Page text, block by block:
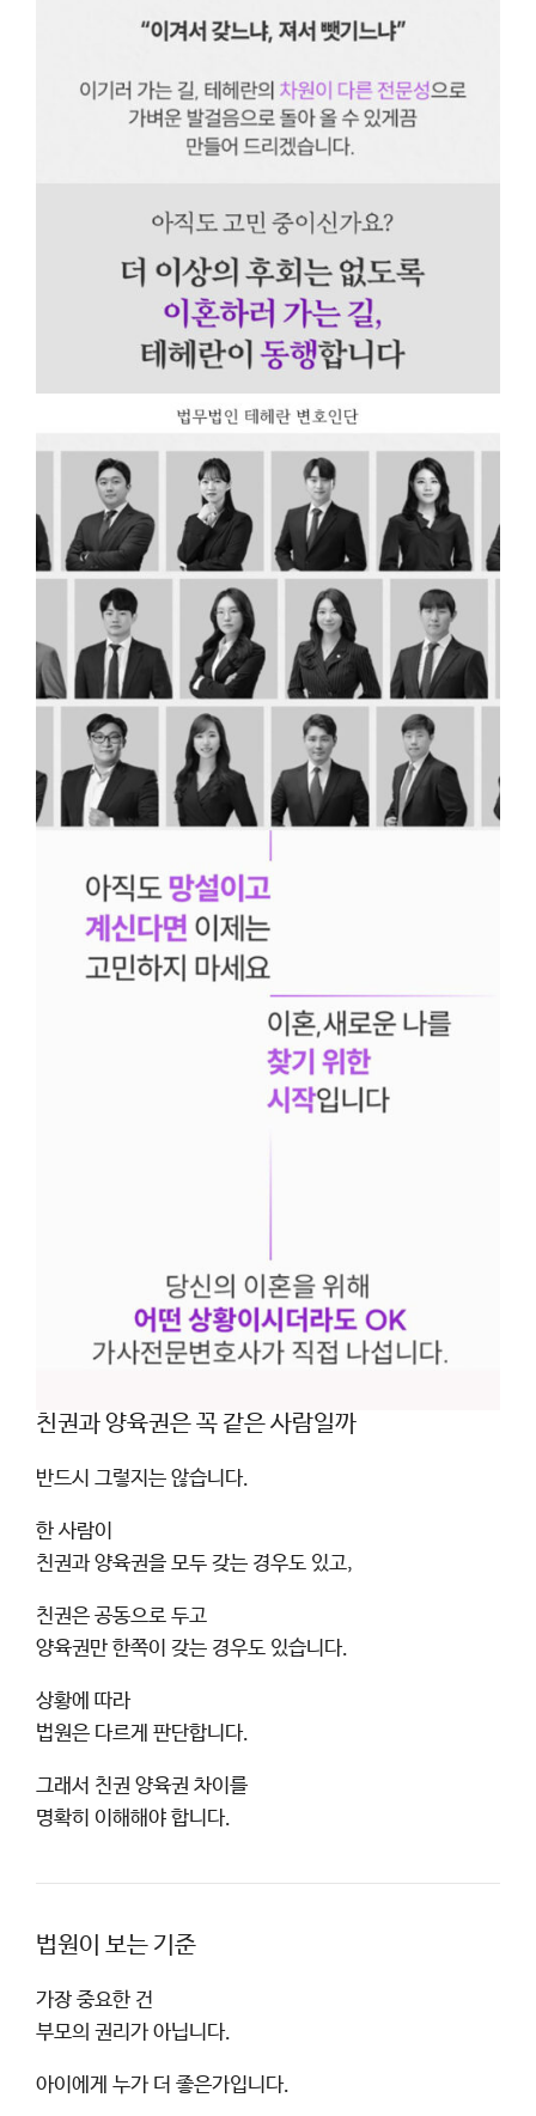
친권과 양육권은 꼭 같은 사람일까
반드시 그렇지는 않습니다.
한 사람이
친권과 양육권을 모두 갖는 경우도 있고,
친권은 공동으로 두고
양육권만 한쪽이 갖는 경우도 있습니다.
상황에 따라
법원은 다르게 판단합니다.
그래서 친권 양육권 차이를
명확히 이해해야 합니다.
법원이 보는 기준
가장 중요한 건
부모의 권리가 아닙니다.
아이에게 누가 더 좋은가입니다.